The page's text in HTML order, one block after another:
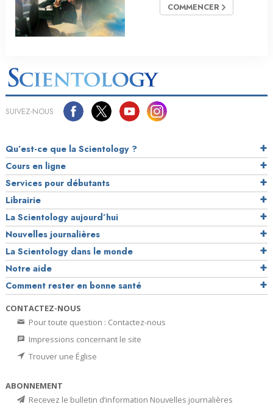
COMMENCER
SUIVEZ-NOUS
Qu’est-ce que la Scientology ?
Cours en ligne
Services pour débutants
Librairie
La Scientology aujourd’hui
Nouvelles journalières
La Scientology dans le monde
Notre aide
Comment rester en bonne santé
CONTACTEZ-NOUS
Pour toute question : Contactez-nous
Impressions concernant le site
Trouver une Église
ABONNEMENT
Recevez le bulletin d’information Nouvelles journalières